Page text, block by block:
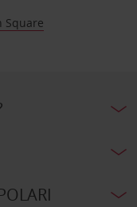
Square